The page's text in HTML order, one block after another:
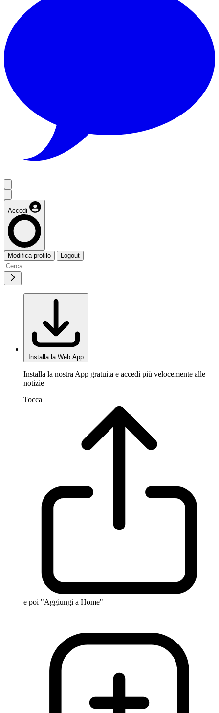
Accedi
Modifica profilo Logout
Installa la Web App
Installa la nostra App gratuita e accedi più velocemente alle
notizie
Tocca
e poi "Aggiungi a Home"